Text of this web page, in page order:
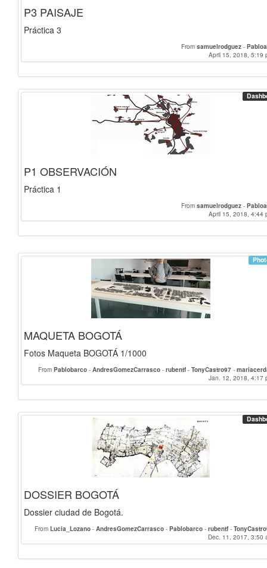
P3 PAISAJE
Práctica 3
From samuelrodguez -
April 15, 2018, 5:19
P1 OBSERVACIÓN
Práctica 1
From samuelrodguez -
April 15, 2018, 4:44
MAQUETA BOGOTÁ
Fotos Maqueta BOGOTÁ 1/1000
From Pablobarco - AndresGomezCarrasco - rubentf - TonyCastro97 -
juliette.chevalier-bego97-
Francimartin97-ajuarez-AlvaroRuedaP-samuelrodguez-Andreas_Stock-
Jan. 12, 2018, 4:17
DOSSIER BOGOTÁ
Dossier ciudad de Bogotá.
From Lucia_Lozano - AndresGomezCarrasco - Pablobarco - rubentf -
juliette.chevalier -
mariovamu-Francimartin97-ajuarez-AlvaroRuedaP-
Dec. 11, 2017, 3:50